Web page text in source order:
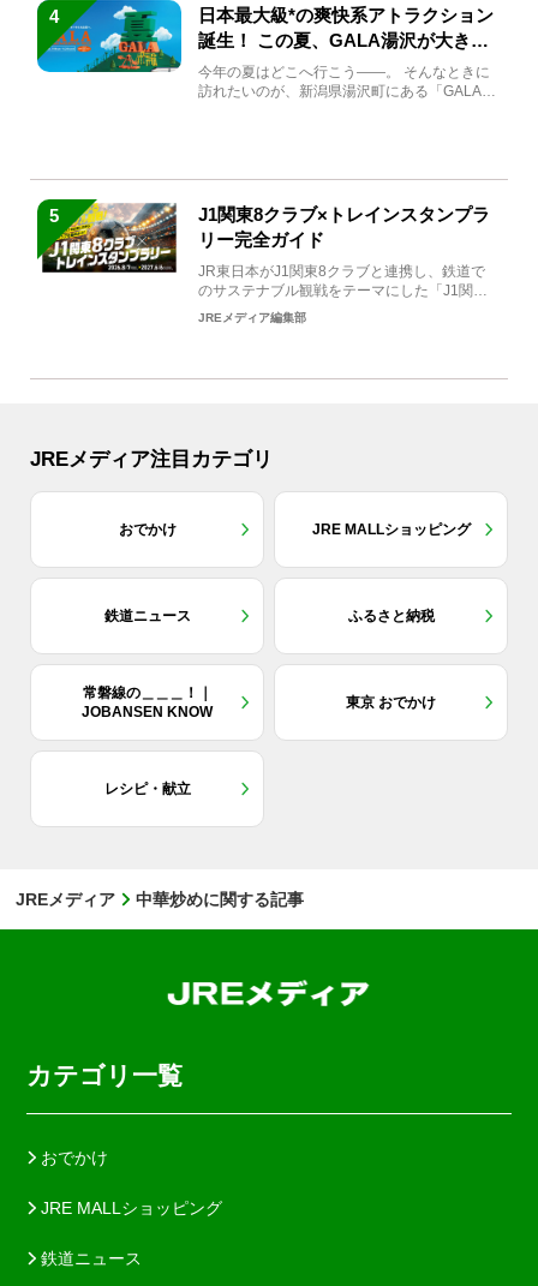
4
日本最大級*の爽快系アトラクション
誕生！ この夏、GALA湯沢が大きく
生まれ変わる
今年の夏はどこへ行こう――。 そんなときに
訪れたいのが、新潟県湯沢町にある「GALA湯
5
J1関東8クラブ×トレインスタンプラ
リー完全ガイド
JR東日本がJ1関東8クラブと連携し、鉄道で
のサステナブル観戦をテーマにした「J1関東8
クラブ×トレイン...
JREメディア編集部
JREメディア注目カテゴリ
おでかけ JRE MALLショッピング
鉄道ニュース ふるさと納税
常磐線の＿＿＿！｜
JOBANSEN KNOW
東京 おでかけ
レシピ・献立
JREメディア 中華炒めに関する記事
カテゴリ一覧
おでかけ
JRE MALLショッピング
鉄道ニュース